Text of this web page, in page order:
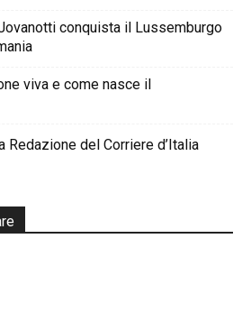
Jovanotti conquista il Lussemburgo
viva e come nasce il
Redazione del Corriere d’Italia